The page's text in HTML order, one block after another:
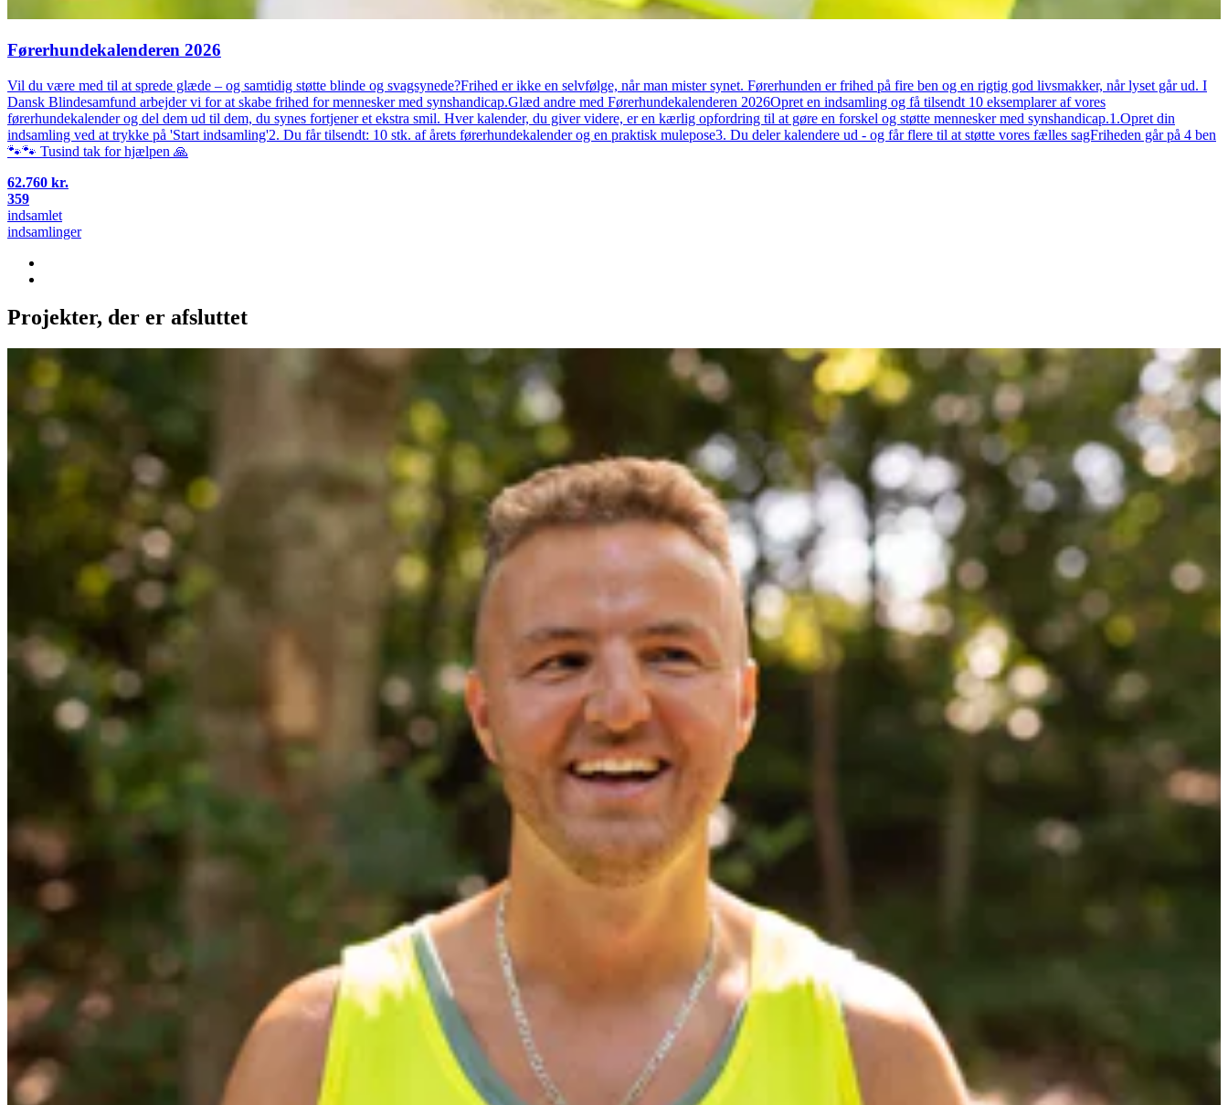
Førerhundekalenderen 2026
Vil du være med til at sprede glæde – og samtidig støtte blinde og svagsynede?Frihed er ikke en selvfølge, når man mister synet. Førerhunden er frihed på fire ben og en rigtig god livsmakker, når lyset går ud. I
Dansk Blindesamfund arbejder vi for at skabe frihed for mennesker med synshandicap.Glæd andre med Førerhundekalenderen 2026Opret en indsamling og få tilsendt 10 eksemplarer af vores
førerhundekalender og del dem ud til dem, du synes fortjener et ekstra smil. Hver kalender, du giver videre, er en kærlig opfordring til at gøre en forskel og støtte mennesker med synshandicap.1.Opret din
indsamling ved at trykke på 'Start indsamling'2. Du får tilsendt: 10 stk. af årets førerhundekalender og en praktisk mulepose3. Du deler kalendere ud - og får flere til at støtte vores fælles sagFriheden går på 4 ben
🐾🐾 Tusind tak for hjælpen 🙏
62.760 kr.
359
indsamlet
indsamlinger
Projekter, der er afsluttet